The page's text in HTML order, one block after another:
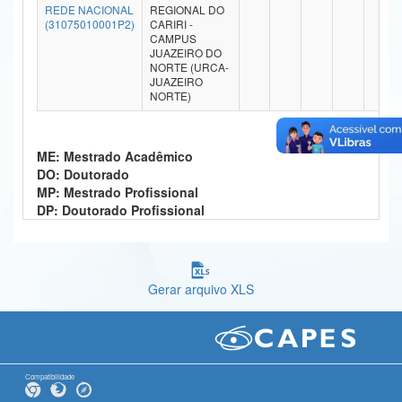
Ministério da Ciência, Tecnologia, Inovações e Comunicações
Controladoria-Geral da União
Ministério da Mulher, da Família e dos Direitos Humanos
Gabinete de Segurança Institucional
Banco Central do Brasil
REDE NACIONAL
(31075010001P2)
REGIONAL DO
CARIRI -
CAMPUS
JUAZEIRO DO
NORTE (URCA-
JUAZEIRO
NORTE)
ME: Mestrado Acadêmico
DO: Doutorado
MP: Mestrado Profissional
DP: Doutorado Profissional
Gerar arquivo XLS
Compatibilidade